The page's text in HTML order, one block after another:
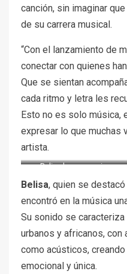
canción, sin imaginar
de su carrera musical.
“Con el lanzamiento de
conectar con quienes
Que se sientan
cada ritmo y letra les
Esto no es solo música,
expresar lo que muchas
artista.
Belisa lanza su primer
sencillo Sale El Sol una voz
fresca y honesta desde
Colombia para el mundo
Belisa, quien se
encontró en la música
Su sonido se
urbanos y africanos,
como acústicos,
emocional y única.